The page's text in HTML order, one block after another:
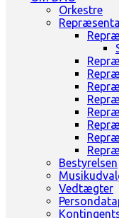
Orkestre
Bestyrelsen
Vedtægter